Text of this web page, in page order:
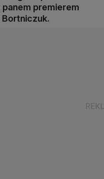
premierem
Bortniczuk.